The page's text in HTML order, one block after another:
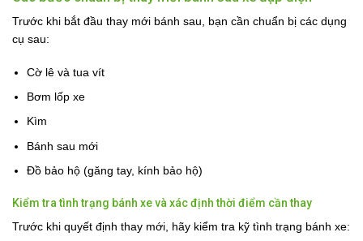
Trước khi bắt đầu thay mới bánh sau, bạn cần chuẩn bị các dụng
cụ sau:
Cờ lê và tua vít
Bơm lốp xe
Kìm
Bánh sau mới
Đồ bảo hộ (găng tay, kính bảo hộ)
Kiểm tra tình trạng bánh xe và xác định thời điểm cần thay
Trước khi quyết định thay mới, hãy kiểm tra kỹ tình trạng bánh xe: